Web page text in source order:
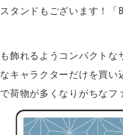
タンドもございます！「
飾れるようコンパクト
キャラクターだけを買
荷物が多くなりがちな